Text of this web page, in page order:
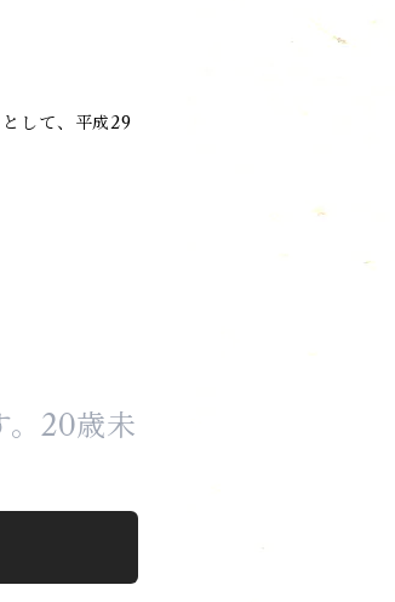
して、平成29
。20歳未